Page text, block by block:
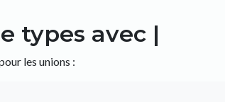
types avec |
les unions :